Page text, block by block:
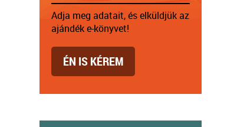
Adja meg adatait, és elküldjük az
ajándék e-könyvet!
ÉN IS KÉREM